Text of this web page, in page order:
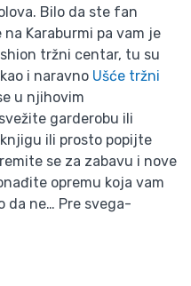
Bilo da ste fan
na Karaburmi pa vam je
tržni centar, tu su
i naravno Ušće tržni
u njihovim
garderobu ili
ili prosto popijte
se za zabavu i nove
opremu koja vam
da ne… Pre svega-